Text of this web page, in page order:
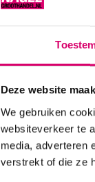
Deze website
We gebruiken
websiteverkeer te
media, adverteren
verstrekt of die ze